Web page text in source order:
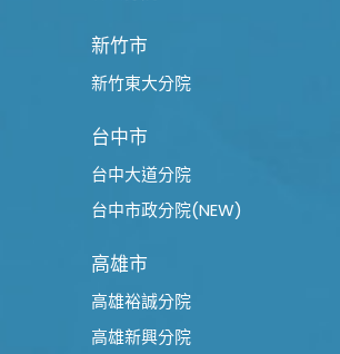
新竹市
新竹東大分院
台中市
台中大道分院
台中市政分院(NEW)
高雄市
高雄裕誠分院
高雄新興分院